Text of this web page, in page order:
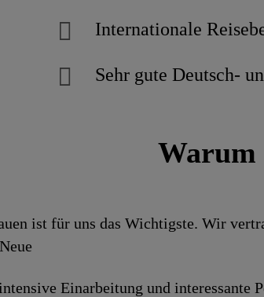
Internationale
Sehr gute Deutsch-
Warum
ist für uns das Wichtigste. Wir
Einarbei­tung und interes­sante